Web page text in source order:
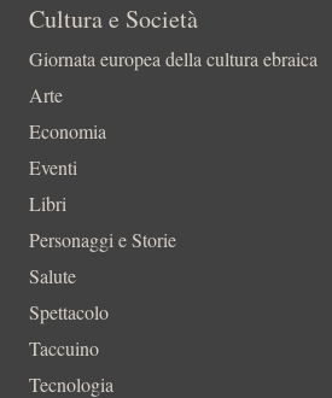
Cultura e Società
Giornata europea della cultura ebraica
Arte
Economia
Eventi
Libri
Personaggi e Storie
Salute
Spettacolo
Taccuino
Tecnologia